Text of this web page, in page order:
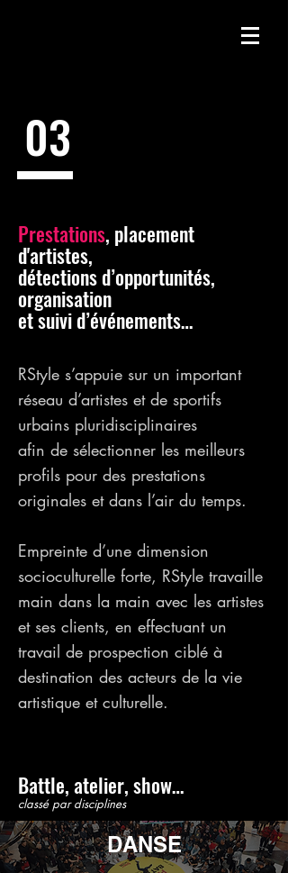
03
Prestations, placement
d'artistes,
détections d’opportunités,
organisation
et suivi d’événements…
RStyle s’appuie sur un important
réseau d’artistes et de sportifs
urbains pluridisciplinaires
afin de sélectionner les meilleurs
profils pour des prestations
originales et dans l’air du temps.
Empreinte d’une dimension
socioculturelle forte, RStyle travaille
main dans la main avec les artistes
et ses clients, en effectuant un
travail de prospection ciblé à
destination des acteurs de la vie
artistique et culturelle.
Battle, atelier, show…
classé par disciplines
DANSE